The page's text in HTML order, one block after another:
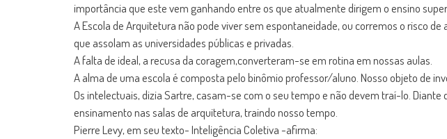
importância que este vem ganhando entre os que atualmente dirigem o ensino
A Escola de Arquitetura não pode viver sem espontaneidade, ou corremos o risco
que assolam as universidades públicas e privadas.
A falta de ideal, a recusa da coragem,converteram-se em rotina em nossas aulas.
A alma de uma escola é composta pelo binômio professor/aluno. Nosso objeto de
Os intelectuais, dizia Sartre, casam-se com o seu tempo e não devem traí-lo.
ensinamento nas salas de arquitetura, traindo nosso tempo.
Pierre Levy, em seu texto- Inteligência Coletiva -afirma: